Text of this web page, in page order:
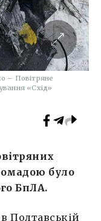
– Повітряне
«Схід»
було
БпЛА.
Полтавській